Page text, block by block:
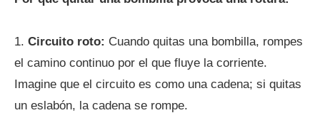
1. Circuito roto: Cuando quitas una bombilla, rompes
el camino continuo por el que fluye la corriente.
Imagine que el circuito es como una cadena; si quitas
un eslabón, la cadena se rompe.